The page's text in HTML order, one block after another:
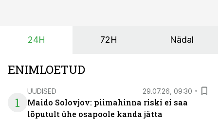
põllumajandusettevõtete jaoks üheks olulisemaks
24H 72H Nädal
ENIMLOETUD
1
UUDISED 29.07.26, 09:30
Maido Solovjov: piimahinna riski ei saa
lõputult ühe osapoole kanda jätta